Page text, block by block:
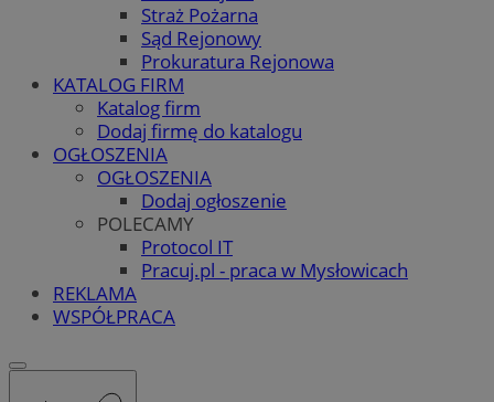
Straż Pożarna
Sąd Rejonowy
Prokuratura Rejonowa
KATALOG FIRM
Katalog firm
Dodaj firmę do katalogu
OGŁOSZENIA
OGŁOSZENIA
Dodaj ogłoszenie
POLECAMY
Protocol IT
Pracuj.pl - praca w Mysłowicach
REKLAMA
WSPÓŁPRACA